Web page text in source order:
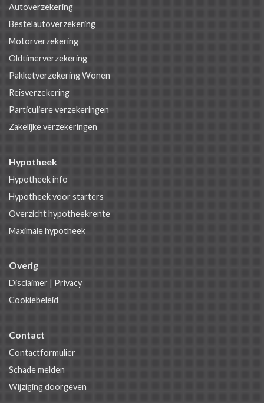
Autoverzekering
Bestelautoverzekering
Motorverzekering
Oldtimerverzekering
Pakketverzekering Wonen
Reisverzekering
Particuliere verzekeringen
Zakelijke verzekeringen
Hypotheek
Hypotheek info
Hypotheek voor starters
Overzicht hypotheekrente
Maximale hypotheek
Overig
Disclaimer | Privacy
Cookiebeleid
Contact
Contactformulier
Schade melden
Wijziging doorgeven